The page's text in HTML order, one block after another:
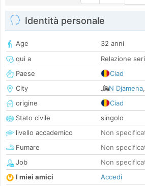
Identità personale
Age
32 anni
qui a
Relazione
Paese
Ciad
City
N Djamena,
origine
Ciad
Stato civile
singolo
livello accademico
Non
Fumare
Non
Job
Non
I miei amici
Accedi